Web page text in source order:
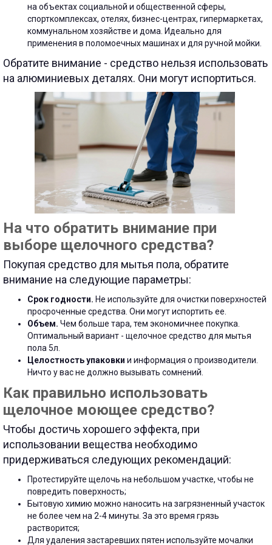
на объектах социальной и общественной сферы,
спорткомплексах, отелях, бизнес-центрах, гипермаркетах,
коммунальном хозяйстве и дома. Идеально для
применения в поломоечных машинах и для ручной мойки.
Обратите внимание - средство нельзя использовать
на алюминиевых деталях. Они могут испортиться.
На что обратить внимание при
выборе щелочного средства?
Покупая средство для мытья пола, обратите
внимание на следующие параметры:
Срок годности. Не используйте для очистки поверхностей
просроченные средства. Они могут испортить ее.
Объем. Чем больше тара, тем экономичнее покупка.
Оптимальный вариант - щелочное средство для мытья
пола 5л.
Целостность упаковки и информация о производители.
Ничто у вас не должно вызывать сомнений.
Как правильно использовать
щелочное моющее средство?
Чтобы достичь хорошего эффекта, при
использовании вещества необходимо
придерживаться следующих рекомендаций:
Протестируйте щелочь на небольшом участке, чтобы не
повредить поверхность;
Бытовую химию можно наносить на загрязненный участок
не более чем на 2-4 минуты. За это время грязь
растворится;
Для удаления застаревших пятен используйте мочалки